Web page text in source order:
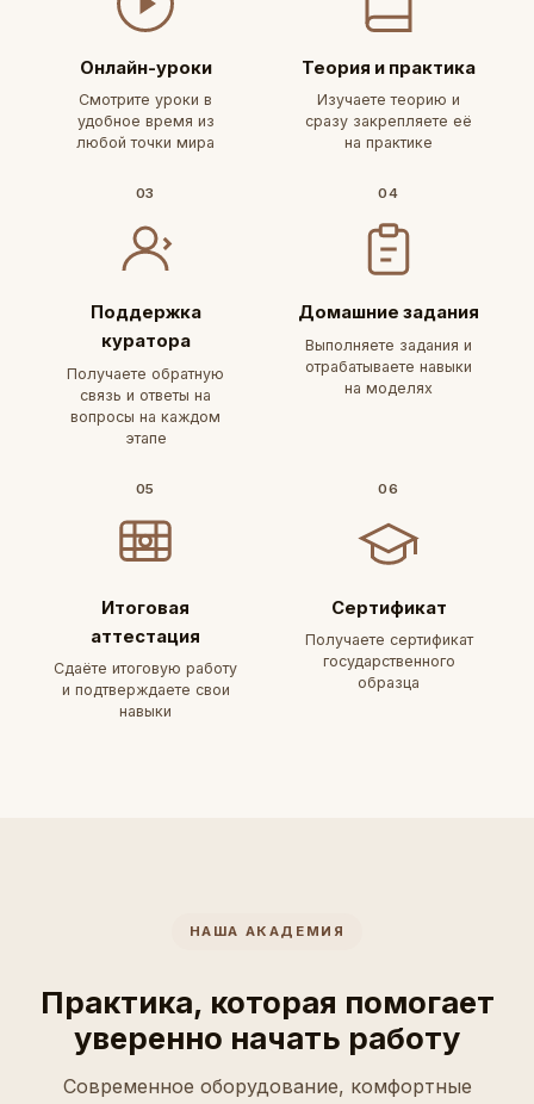
Онлайн-уроки
Смотрите уроки в
удобное время из
любой точки мира
Теория и практика
Изучаете теорию и
сразу закрепляете её
на практике
03
Поддержка
куратора
Получаете обратную
связь и ответы на
вопросы на каждом
этапе
04
Домашние задания
Выполняете задания и
отрабатываете навыки
на моделях
05
Итоговая
аттестация
Сдаёте итоговую работу
и подтверждаете свои
навыки
06
Сертификат
Получаете сертификат
государственного
образца
НАША АКАДЕМИЯ
Практика, которая помогает
уверенно начать работу
Современное оборудование, комфортные